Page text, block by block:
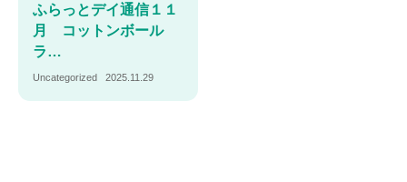
ふらっとデイ通信１１
月 コットンボール
ラ…
Uncategorized 2025.11.29